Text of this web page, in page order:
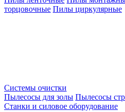
торцовочные Пилы циркулярные
Системы очистки
Пылесосы для золы Пылесосы
Станки и силовое оборудование